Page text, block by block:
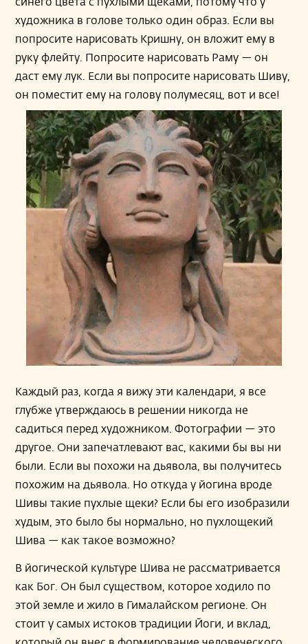
художника в голове только один образ. Если вы
попросите нарисовать Кришну, он вложит ему в
руку флейту. Попросите нарисовать Раму — он
даст ему лук. Если вы попросите нарисовать Шиву,
он поместит ему на голову полумесяц, вот и все!
Каждый раз, когда я вижу эти календари, я все
глубже утверждаюсь в решении никогда не
садиться перед художником. Фотографии — это
другое. Они запечатлевают вас, какими бы вы ни
были. Если вы похожи на дьявола, вы получитесь
похожим на дьявола. Но откуда у йогина вроде
Шивы такие пухлые щеки? Если бы его изобразили
худым, это было бы нормально, но пухлощекий
Шива — как такое возможно?
В йогической культуре Шива не рассматривается
как Бог. Он был существом, которое ходило по
этой земле и жило в Гималайском регионе. Он
стоит у самых истоков традиции Йоги, и вклад,